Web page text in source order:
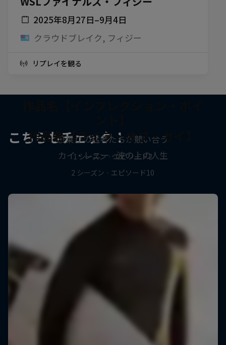
2025年8月27日–9月4日
クラウドブレイク, フィジー
リプレイを観る
こちらもチェック！
波乗りの猛者たちが競い合う
1 シーズン · エピソード2
作品名【ライフ・オブ・カイ】
カイ・レニー - 波の上の人生
2 シーズン · エピソード10